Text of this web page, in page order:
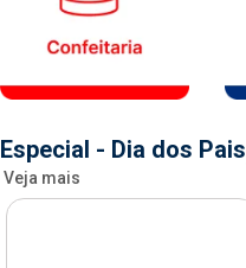
Especial - Dia dos Pais
Veja mais